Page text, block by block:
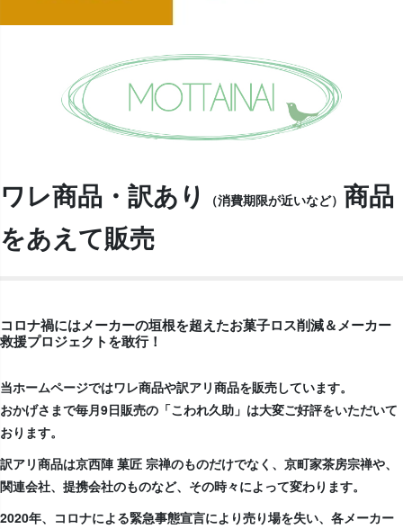
ワレ商品・訳あり （消費期限が近いなど） 商品
をあえて販売
コロナ禍にはメーカーの垣根を超えたお菓子ロス削減＆メーカー
救援プロジェクトを敢行！
当ホームページではワレ商品や訳アリ商品を販売しています。
おかげさまで毎月9日販売の「こわれ久助」は大変ご好評をいただいて
おります。
訳アリ商品は京西陣 菓匠 宗禅のものだけでなく、京町家茶房宗禅や、
関連会社、提携会社のものなど、その時々によって変わります。
2020年、コロナによる緊急事態宣言により売り場を失い、各メーカー